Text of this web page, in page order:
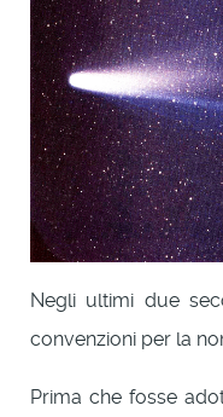
Negli ultimi due
convenzioni per la
Prima che fosse